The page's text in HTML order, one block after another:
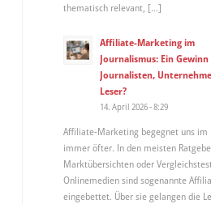
thematisch relevant, […]
Affiliate-Marketing im
Journalismus: Ein
Journalisten,
Leser?
14. April 2026 - 8:29
Affiliate-Marketing begegnet uns im
immer öfter. In den meisten
Marktübersichten oder
Onlinemedien sind sogenannte
eingebettet. Über sie gelangen die